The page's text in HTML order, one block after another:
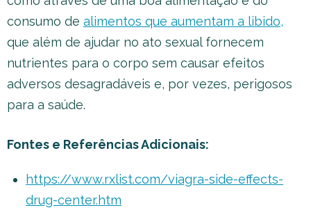
consumo de alimentos que aumentam a libido,
que além de ajudar no ato sexual fornecem
nutrientes para o corpo sem causar efeitos
adversos desagradáveis e, por vezes, perigosos
para a saúde.
Fontes e Referências Adicionais:
https://www.rxlist.com/viagra-side-effects-
drug-center.htm